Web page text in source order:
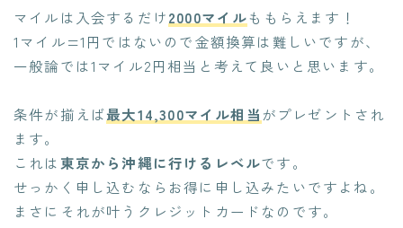
マイルは入会するだけ2000マイルももらえます！
1マイル=1円ではないので金額換算は難しいですが、
一般論では1マイル2円相当と考えて良いと思います。
条件が揃えば最大14,300マイル相当 がプレゼントされ
ます。
これは 東京から沖縄に行けるレベルです。
せっかく申し込むならお得に申し込みたいですよね。
まさにそれが叶うクレジットカードなのです。